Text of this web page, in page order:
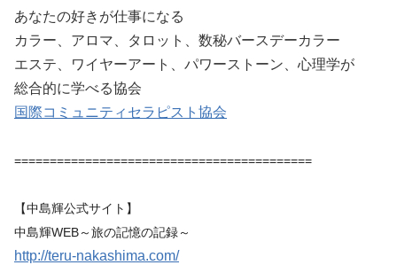
あなたの好きが仕事になる
カラー、アロマ、タロット、数秘バースデーカラー
エステ、ワイヤーアート、パワーストーン、心理学が
総合的に学べる協会
国際コミュニティセラピスト協会
==========================================
【中島輝公式サイト】
中島輝WEB～旅の記憶の記録～
http://teru-nakashima.com/